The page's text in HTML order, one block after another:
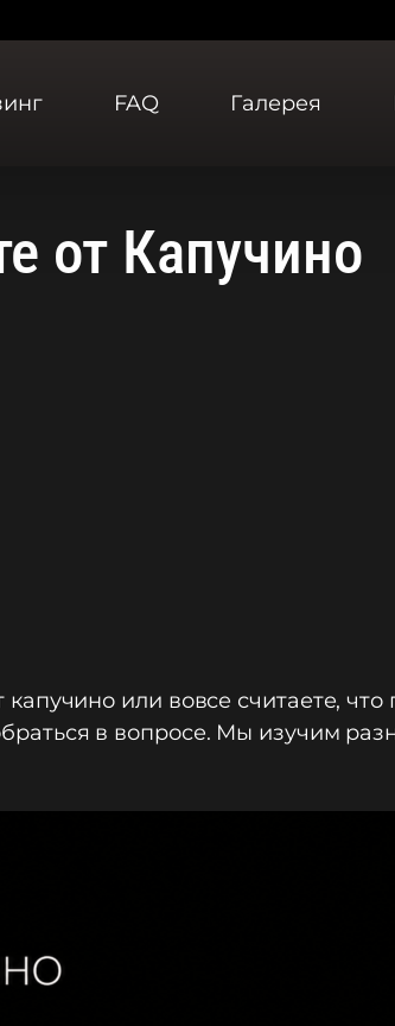
FAQ Галерея
от Капучино
или вовсе считаете,
в вопросе. Мы изучим